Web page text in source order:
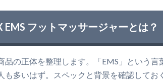
EMS フットマッサージャーとは？
品の正体を整理します。「EMS」という
も多いはず。スペックと背景を確認してお